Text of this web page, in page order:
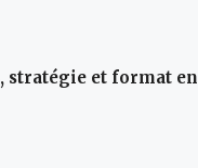
stratégie et format en